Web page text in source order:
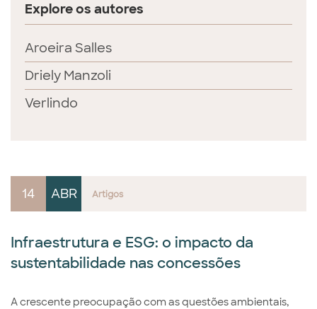
Explore os autores
Aroeira Salles
Driely Manzoli
Verlindo
14 ABR Artigos
Infraestrutura e ESG: o impacto da
sustentabilidade nas concessões
A crescente preocupação com as questões ambientais,